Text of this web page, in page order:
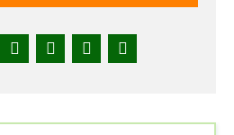
TwitterLinkedInPinterestWhatsApp